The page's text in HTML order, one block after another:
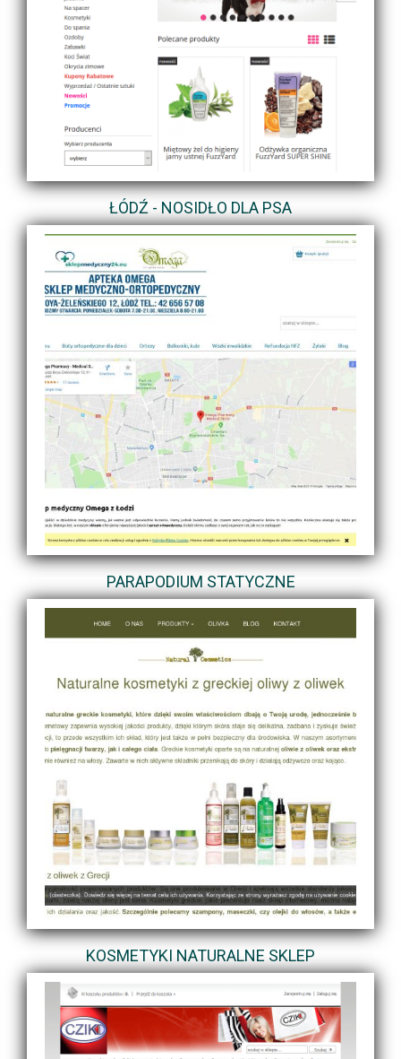
ŁÓDŹ - NOSIDŁO DLA PSA
PARAPODIUM STATYCZNE
KOSMETYKI NATURALNE SKLEP